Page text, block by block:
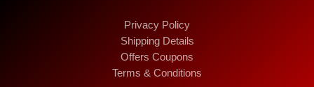
Privacy Policy
Shipping Details
Offers Coupons
Terms & Conditions